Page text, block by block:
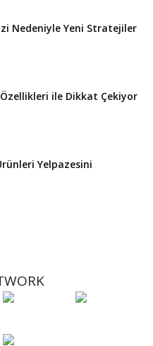
Nedeniyle Yeni Stratejiler
Özellikleri ile Dikkat Çekiyor
Yelpazesini